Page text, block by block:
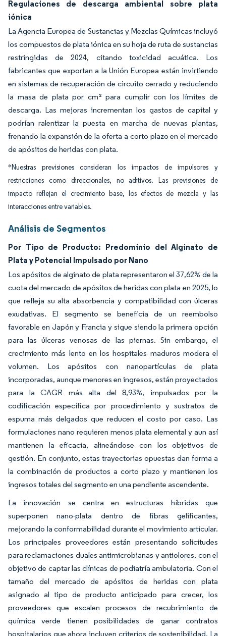
Regulaciones de descarga ambiental sobre plata
iónica
La Agencia Europea de Sustancias y Mezclas Químicas incluyó
los compuestos de plata iónica en su hoja de ruta de sustancias
restringidas de 2024, citando toxicidad acuática. Los
fabricantes que exportan a la Unión Europea están invirtiendo
en sistemas de recuperación de circuito cerrado y reduciendo
la masa de plata por cm² para cumplir con los límites de
descarga. Las mejoras incrementan los gastos de capital y
podrían ralentizar la puesta en marcha de nuevas plantas,
frenando la expansión de la oferta a corto plazo en el mercado
de apósitos de heridas con plata.
*Nuestras previsiones consideran los impactos de impulsores y
restricciones como direccionales, no aditivos. Las previsiones de
impacto reflejan el crecimiento base, los efectos de mezcla y las
interacciones entre variables.
Análisis de Segmentos
Por Tipo de Producto: Predominio del Alginato de
Plata y Potencial Impulsado por Nano
Los apósitos de alginato de plata representaron el 37,62% de la
cuota del mercado de apósitos de heridas con plata en 2025, lo
que refleja su alta absorbencia y compatibilidad con úlceras
exudativas. El segmento se beneficia de un reembolso
favorable en Japón y Francia y sigue siendo la primera opción
para las úlceras venosas de las piernas. Sin embargo, el
crecimiento más lento en los hospitales maduros modera el
volumen. Los apósitos con nanopartículas de plata
incorporadas, aunque menores en ingresos, están proyectados
para la CAGR más alta del 8,93%, impulsados por la
codificación específica por procedimiento y sustratos de
espuma más delgados que reducen el costo por caso. Las
formulaciones nano requieren menos plata elemental y aun así
mantienen la eficacia, alineándose con los objetivos de
gestión. En conjunto, estas trayectorias opuestas dan forma a
la combinación de productos a corto plazo y mantienen los
ingresos totales del segmento en una pendiente ascendente.
La innovación se centra en estructuras híbridas que
superponen nano-plata dentro de fibras gelificantes,
mejorando la conformabilidad durante el movimiento articular.
Los principales proveedores están presentando solicitudes
para reclamaciones duales antimicrobianas y antiolores, con el
objetivo de captar las clínicas de podiatría ambulatoria. Con el
tamaño del mercado de apósitos de heridas con plata
asignado al tipo de producto anticipado para crecer, los
proveedores que escalen procesos de recubrimiento de
química verde tienen posibilidades de ganar contratos
hospitalarios que ahora incluyen criterios de sostenibilidad. La